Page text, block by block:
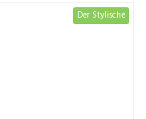
Der Stylische